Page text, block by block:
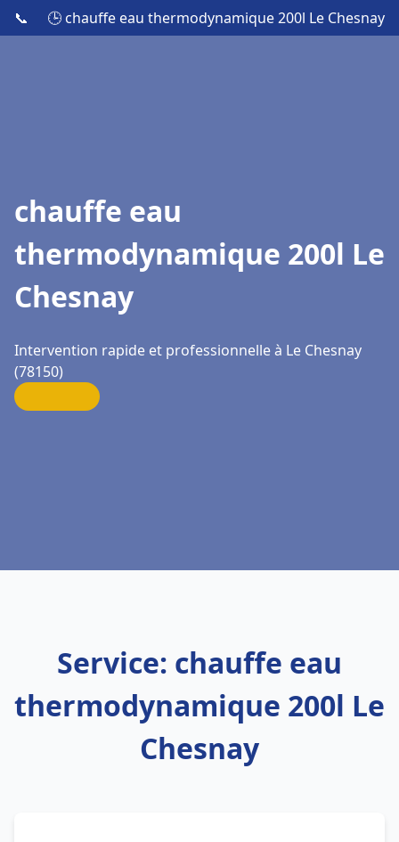
📞 🕒 chauffe eau thermodynamique 200l Le Chesnay
chauffe eau
thermodynamique 200l Le
Chesnay
Intervention rapide et professionnelle à Le Chesnay
(78150)
Service: chauffe eau
thermodynamique 200l Le
Chesnay